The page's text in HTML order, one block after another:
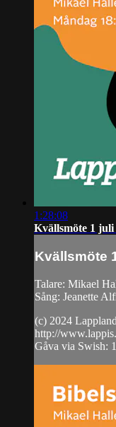
1:28:08
Kvällsmöte 1
Kvällsmöte
Talare: Mikael
Sång: Jeanette
(c) 2024
http://
Gåva via Swish: